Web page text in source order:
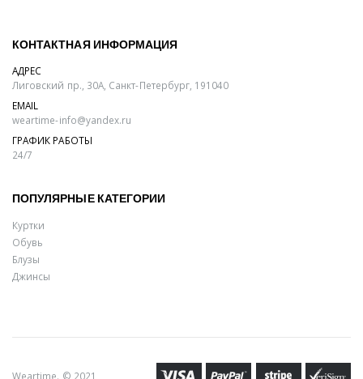
КОНТАКТНАЯ ИНФОРМАЦИЯ
АДРЕС
Лиговский пр., 30А, Санкт-Петербург, 191040
EMAIL
weartime-info@yandex.ru
ГРАФИК РАБОТЫ
24/7
ПОПУЛЯРНЫЕ КАТЕГОРИИ
Куртки
Обувь
Блузы
Джинсы
Weartime. © 2021